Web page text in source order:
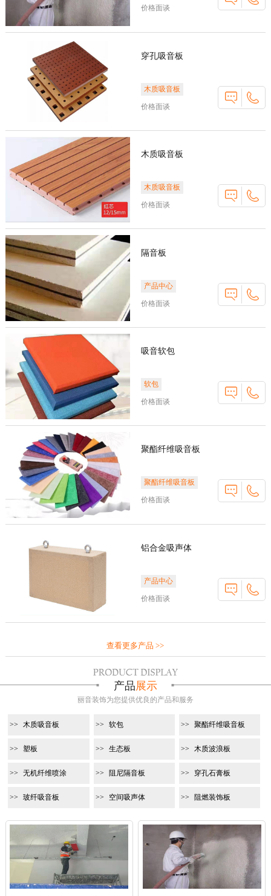
价格面谈
穿孔吸音板
木质吸音板
价格面谈
木质吸音板
木质吸音板
价格面谈
隔音板
产品中心
价格面谈
吸音软包
软包
价格面谈
聚酯纤维吸音板
聚酯纤维吸音板
价格面谈
铝合金吸声体
产品中心
价格面谈
查看更多产品 >>
产品展示
丽音装饰为您提供优良的产品和服务
木质吸音板 软包 聚酯纤维吸音板
塑板 生态板 木质波浪板
无机纤维喷涂 阻尼隔音板 穿孔石膏板
玻纤吸音板 空间吸声体 阻燃装饰板